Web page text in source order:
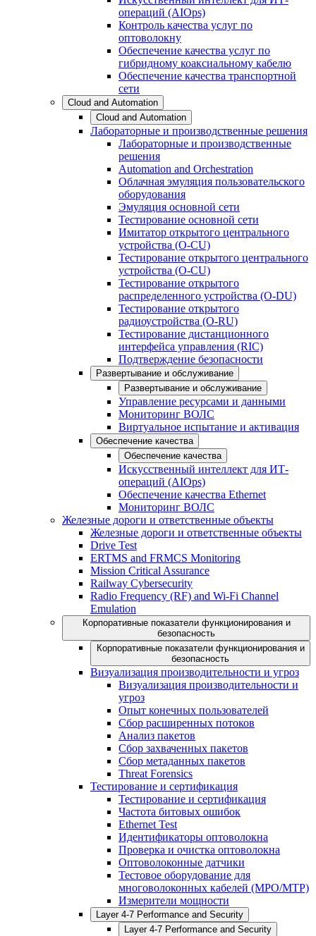
операций (AIOps)
Контроль качества услуг по
оптоволокну
Обеспечение качества услуг по
гибридному коаксиальному кабелю
Обеспечение качества транспортной
сети
Cloud and Automation
Cloud and Automation
Лабораторные и производственные решения
Лабораторные и производственные
решения
Automation and Orchestration
Облачная эмуляция пользовательского
оборудования
Эмуляция основной сети
Тестирование основной сети
Имитатор открытого центрального
устройства (O-CU)
Тестирование открытого центрального
устройства (O-CU)
Тестирование открытого
распределенного устройства (O-DU)
Тестирование открытого
радиоустройства (O-RU)
Тестирование дистанционного
интерфейса управления (RIC)
Подтверждение безопасности
Развертывание и обслуживание
Развертывание и обслуживание
Управление ресурсами и данными
Мониторинг ВОЛС
Виртуальное испытание и активация
Обеспечение качества
Обеспечение качества
Искусственный интеллект для ИТ-
операций (AIOps)
Обеспечение качества Ethernet
Мониторинг ВОЛС
Железные дороги и ответственные объекты
Железные дороги и ответственные объекты
Drive Test
ERTMS and FRMCS Monitoring
Mission Critical Assurance
Railway Cybersecurity
Radio Frequency (RF) and Wi-Fi Channel
Emulation
Корпоративные показатели функционирования и
безопасность
Корпоративные показатели функционирования и
безопасность
Визуализация производительности и угроз
Визуализация производительности и
угроз
Опыт конечных пользователей
Сбор расширенных потоков
Анализ пакетов
Сбор захваченных пакетов
Сбор метаданных пакетов
Threat Forensics
Тестирование и сертификация
Тестирование и сертификация
Частота битовых ошибок
Ethernet Test
Идентификаторы оптоволокна
Проверка и очистка оптоволокна
Оптоволоконные датчики
Тестовое оборудование для
многоволоконных кабелей (MPO/MTP)
Измерители мощности
Layer 4-7 Performance and Security
Layer 4-7 Performance and Security